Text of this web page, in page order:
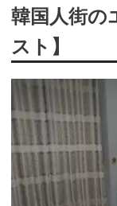
韓国人街の
スト】